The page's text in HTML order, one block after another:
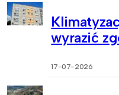
wyrazić
17-07-2026